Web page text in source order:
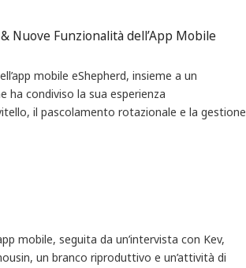
Nuove Funzionalità dell’App Mobile
mobile eShepherd, insieme a un
ha condiviso la sua esperienza
il pascolamento rotazionale e la gestione
mobile, seguita da un’intervista con Kev,
un branco riproduttivo e un’attività di